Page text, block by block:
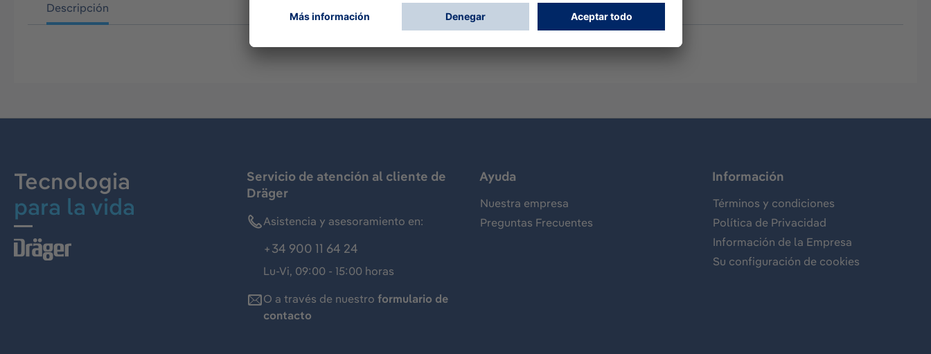
Descripción
Tecnologia
para la vida
Servicio de atención al cliente de
Dräger
Asistencia y asesoramiento en:
+34 900 11 64 24
Lu-Vi, 09:00 - 15:00 horas
O a través de nuestro formulario de
contacto
Ayuda
Nuestra empresa
Preguntas Frecuentes
Información
Términos y condiciones
Política de Privacidad
Información de la Empresa
Su configuración de cookies